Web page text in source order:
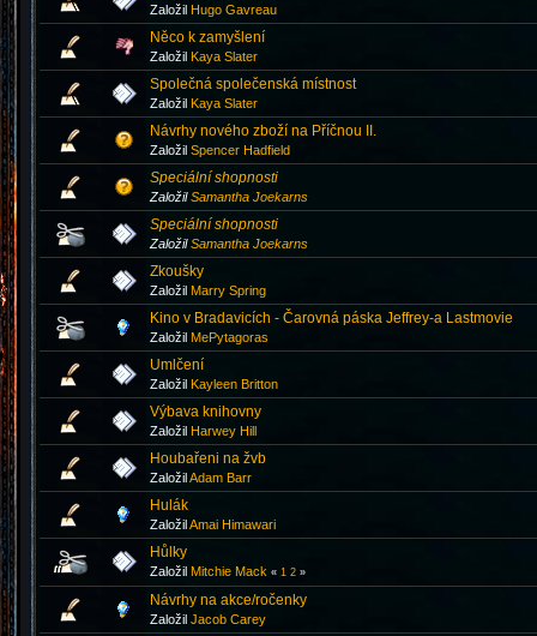
Založil Hugo Gavreau
Něco k zamyšlení
Založil Kaya Slater
Společná společenská místnost
Založil Kaya Slater
Návrhy nového zboží na Příčnou II.
Založil Spencer Hadfield
Speciální shopnosti
ZaložilSamantha Joekarns
Speciální shopnosti
ZaložilSamantha Joekarns
Zkoušky
Založil Marry Spring
Kino v Bradavicích - Čarovná páska Jeffrey-a Lastmovie
Založil MePytagoras
Umlčení
Založil Kayleen Britton
Výbava knihovny
Založil Harwey Hill
Houbařeni na žvb
ZaložilAdam Barr
Hulák
ZaložilAmai Himawari
Hůlky
Založil Mitchie Mack « 1 2 »
Návrhy na akce/ročenky
Založil Jacob Carey